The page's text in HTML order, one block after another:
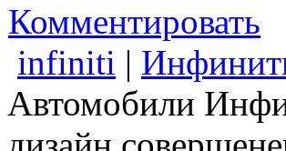
Комментировать
infiniti |
Автомобили